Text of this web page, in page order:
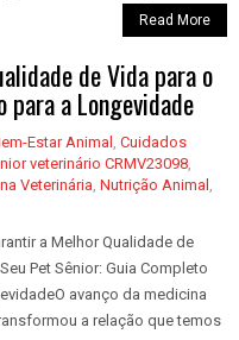
Read More
de Vida para o
para a Longevidade
Estar Animal , Cuidados
veterinário CRMV23098,
Veterinária, Nutrição Animal ,
a Melhor Qualidade de
Pet Sênior: Guia Completo
avanço da medicina
a relação que temos